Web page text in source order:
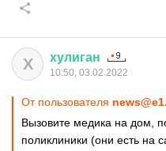
Х хулиган
10:50, 03.02.2022
От пользователя
Вызовите медика на дом,
поликлиники (они есть на